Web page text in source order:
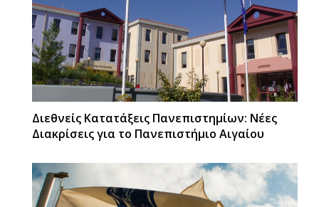
Διεθνείς Κατατάξεις Πανεπιστημίων: Νέες
Διακρίσεις για το Πανεπιστήμιο Αιγαίου